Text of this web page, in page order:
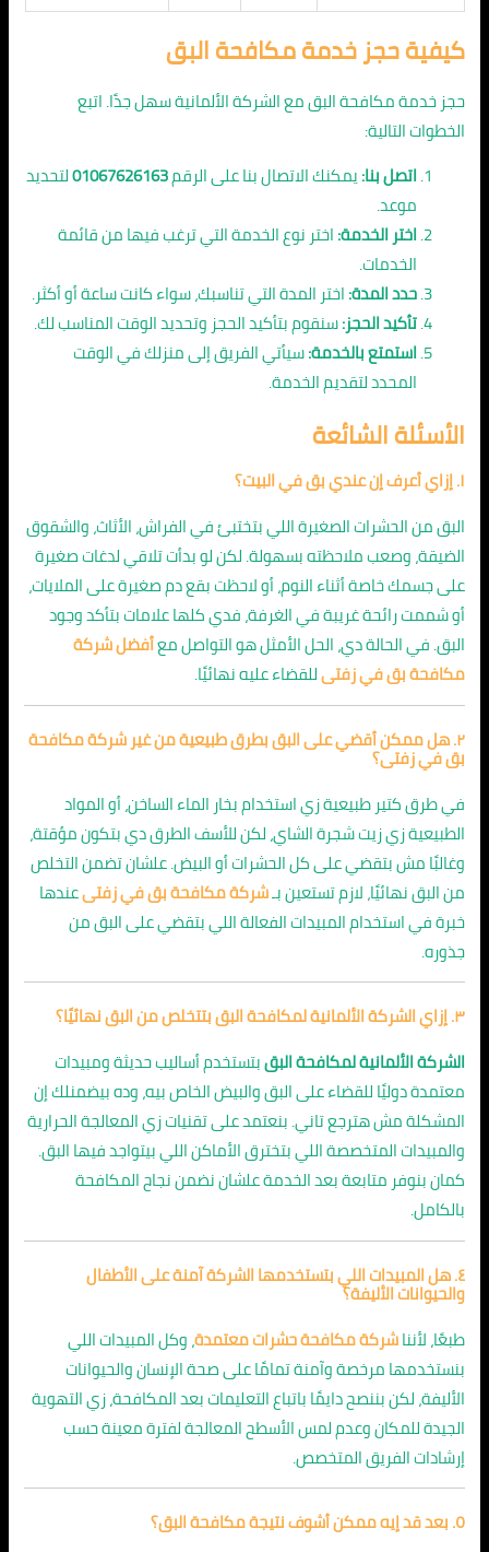
كيفية حجز خدمة مكافحة البق
حجز خدمة مكافحة البق مع الشركة الألمانية سهل جدًا. اتبع
الخطوات التالية:
اتصل بنا:يمكنك الاتصال بنا على الرقم01067626163لتحديد
موعد.
اختر الخدمة:اختر نوع الخدمة التي ترغب فيها من قائمة
الخدمات.
حدد المدة:اختر المدة التي تناسبك، سواء كانت ساعة أو أكثر.
تأكيد الحجز:سنقوم بتأكيد الحجز وتحديد الوقت المناسب لك.
استمتع بالخدمة:سيأتي الفريق إلى منزلك في الوقت
المحدد لتقديم الخدمة.
الأسئلة الشائعة
١. إزاي أعرف إن عندي بق في البيت؟
البق من الحشرات الصغيرة اللي بتختبئ في الفراش، الأثاث، والشقوق
الضيقة، وصعب ملاحظته بسهولة. لكن لو بدأت تلاقي لدغات صغيرة
على جسمك خاصة أثناء النوم، أو لاحظت بقع دم صغيرة على الملايات،
أو شممت رائحة غريبة في الغرفة، فدي كلها علامات بتأكد وجود
البق. في الحالة دي، الحل الأمثل هو التواصل معأفضل شركة
مكافحة بق في زفتىللقضاء عليه نهائيًا.
٢. هل ممكن أقضي على البق بطرق طبيعية من غير شركة مكافحة
بق في زفتى؟
في طرق كتير طبيعية زي استخدام بخار الماء الساخن، أو المواد
الطبيعية زي زيت شجرة الشاي، لكن للأسف الطرق دي بتكون مؤقتة،
وغالبًا مش بتقضي على كل الحشرات أو البيض. علشان تضمن التخلص
من البق نهائيًا، لازم تستعين بـشركة مكافحة بق في زفتىعندها
خبرة في استخدام المبيدات الفعالة اللي بتقضي على البق من
جذوره.
٣. إزاي الشركة الألمانية لمكافحة البق بتتخلص من البق نهائيًا؟
الشركة الألمانية لمكافحة البقبتستخدم أساليب حديثة ومبيدات
معتمدة دوليًا للقضاء على البق والبيض الخاص بيه، وده بيضمنلك إن
المشكلة مش هترجع تاني. بنعتمد على تقنيات زي المعالجة الحرارية
والمبيدات المتخصصة اللي بتخترق الأماكن اللي بيتواجد فيها البق.
كمان بنوفر متابعة بعد الخدمة علشان نضمن نجاح المكافحة
بالكامل.
٤. هل المبيدات اللي بتستخدمها الشركة آمنة على الأطفال
والحيوانات الأليفة؟
طبعًا، لأنناشركة مكافحة حشرات معتمدة، وكل المبيدات اللي
بنستخدمها مرخصة وآمنة تمامًا على صحة الإنسان والحيوانات
الأليفة، لكن بننصح دايمًا باتباع التعليمات بعد المكافحة، زي التهوية
الجيدة للمكان وعدم لمس الأسطح المعالجة لفترة معينة حسب
إرشادات الفريق المتخصص.
٥. بعد قد إيه ممكن أشوف نتيجة مكافحة البق؟